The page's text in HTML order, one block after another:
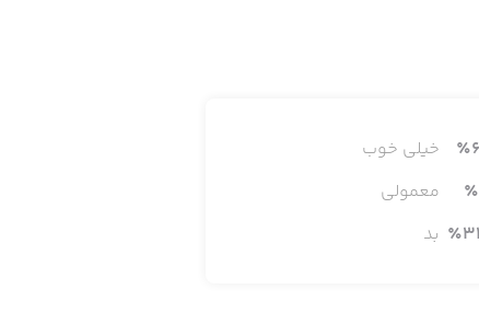
باشد.
٪
خیلی خوب
٪
معمولی
٪ بد